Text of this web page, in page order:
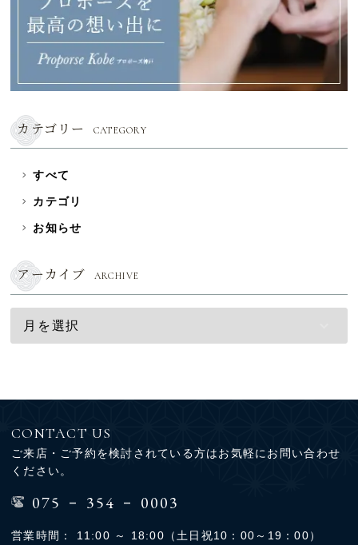
カテゴリー CATEGORY
すべて
カテゴリ
お知らせ
アーカイブ ARCHIVE
CONTACT US
ご来店・ご予約を検討されている方はお気軽にお問い合わせ
ください。
075 - 354 - 0003
営業時間： 11:00 ～ 18:00（土日祝10：00～19：00）